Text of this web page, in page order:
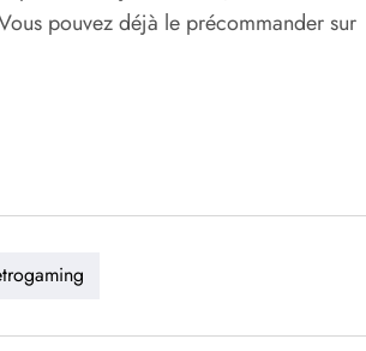
pouvez déjà le précommander sur